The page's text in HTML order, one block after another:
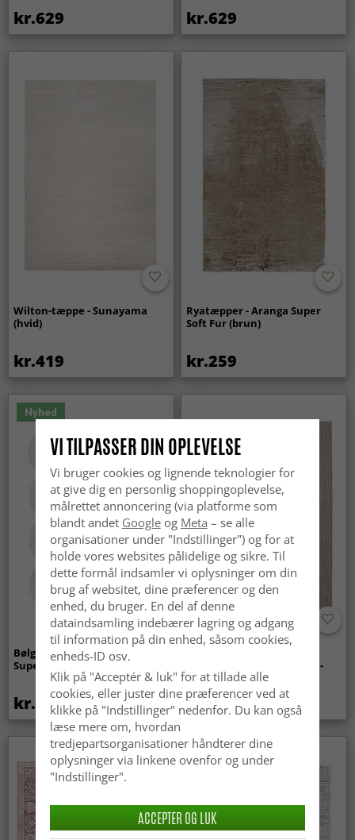
kr.629 kr.629
Wilton-tæppe - Sunayama
(hvid)
kr.419
Ryatæpper - Aranga Super
Soft Fur (brun)
kr.259
Nyhed
Bølget ryatæppe - Aranga
Super Soft Fur (beige)
kr.369
indendørs/udendørs brug -
Arlo (beige)
kr.449
VI TILPASSER DIN OPLEVELSE
Vi bruger cookies og lignende teknologier for
at give dig en personlig shoppingoplevelse,
målrettet annoncering (via platforme som
blandt andet Googleog Meta – se alle
organisationer under "Indstillinger") og for at
holde vores websites pålidelige og sikre. Til
dette formål indsamler vi oplysninger om din
brug af websitet, dine præferencer og den
enhed, du bruger. En del af denne
dataindsamling indebærer lagring og adgang
til information på din enhed, såsom cookies,
enheds-ID osv.
Klik på "Acceptér & luk" for at tillade alle
cookies, eller juster dine præferencer ved at
klikke på "Indstillinger" nedenfor. Du kan også
læse mere om, hvordan
tredjepartsorganisationer håndterer dine
oplysninger via linkene ovenfor og under
"Indstillinger".
ACCEPTER OG LUK